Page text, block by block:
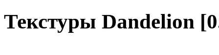
Текстуры Dandelion